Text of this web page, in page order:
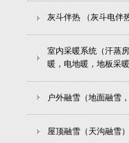
灰斗伴热 （灰斗电伴
室内采暖系统（汗蒸
暖，电地暖，地板采
户外融雪（地面融雪
屋顶融雪（天沟融雪）